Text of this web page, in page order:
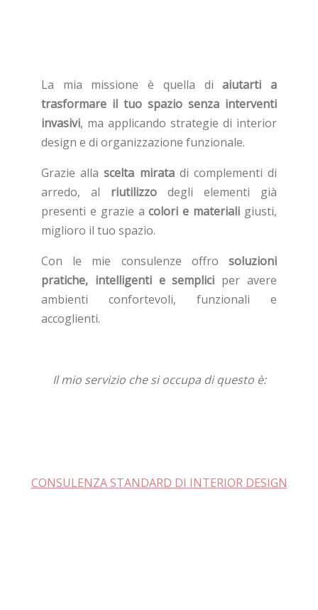
La mia missione è quella diaiutarti a
trasformare il tuo spazio senza interventi
invasivi, ma applicando strategie di interior
design e di organizzazione funzionale.
Grazie allascelta miratadi complementi di
arredo, al riutilizzo degli elementi già
presenti e grazie acolori e materiali giusti,
miglioro il tuo spazio.
Con le mie consulenze offro soluzioni
pratiche, intelligenti e semplici per avere
ambienti confortevoli, funzionali e
accoglienti.
Il mio servizio che si occupa di questo è:
CONSULENZA STANDARD DI INTERIOR DESIGN